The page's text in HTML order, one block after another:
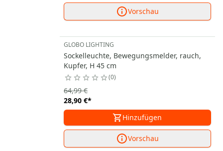
Vorschau
GLOBO LIGHTING
Sockelleuchte, Bewegungsmelder, rauch,
Kupfer, H 45 cm
0
28,90 €*
64,99 €
Hinzufügen
Vorschau